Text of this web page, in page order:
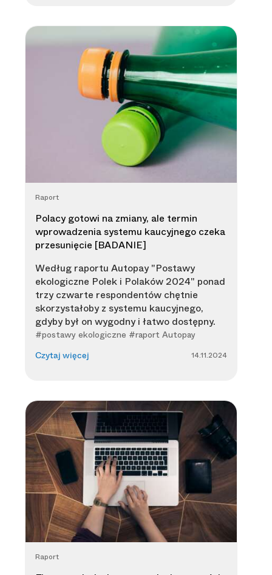
Raport
Polacy gotowi na zmiany, ale termin
wprowadzenia systemu kaucyjnego czeka
przesunięcie [BADANIE]
Według raportu Autopay "Postawy
ekologiczne Polek i Polaków 2024" ponad
trzy czwarte respondentów chętnie
skorzystałoby z systemu kaucyjnego,
gdyby był on wygodny i łatwo dostępny.
#postawy ekologiczne #raport Autopay
Czytaj więcej 14.11.2024
Raport